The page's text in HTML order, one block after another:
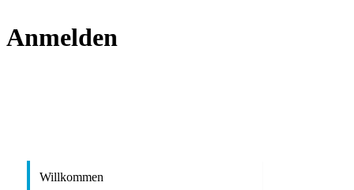
Anmelden
Willkommen